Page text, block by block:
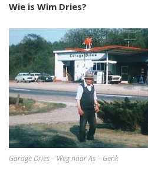
Wie is Wim Dries?
Garage Dries – Weg naar As – Genk